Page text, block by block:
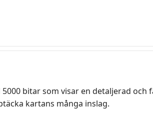
bitar som visar en detaljerad
kartans många inslag.